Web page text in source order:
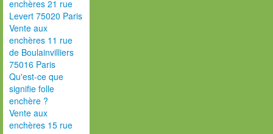
enchères 21 rue
Levert 75020 Paris
Vente aux
enchères 11 rue
de Boulainvilliers
75016 Paris
Qu'est-ce que
signifie folle
enchère ?
Vente aux
enchères 15 rue